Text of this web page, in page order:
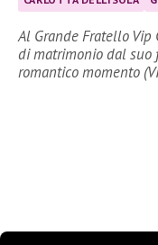
Al Grande Fratello Vip
di matrimonio dal suo
romantico momento